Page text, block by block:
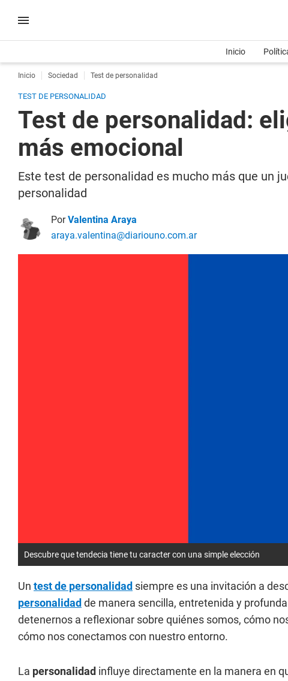
Inicio
Inicio Sociedad Test de personalidad
TEST DE PERSONALIDAD
Test de personalidad:
más emocional
Este test de personalidad es mucho más que un
personalidad
PorValentina Araya
araya.valentina@diariouno.com.ar
Descubre que tendecia tiene tu caracter con una simple elección
Un test de personalidad siempre es una invitación a
personalidad de manera sencilla, entretenida y
detenernos a reflexionar sobre quiénes somos, cómo
cómo nos conectamos con nuestro entorno.
La personalidad influye directamente en la manera en